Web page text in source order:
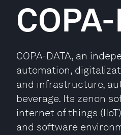
COPA-DATA, an
automation,
and infrastructure,
beverage. Its zenon
internet of things
and software